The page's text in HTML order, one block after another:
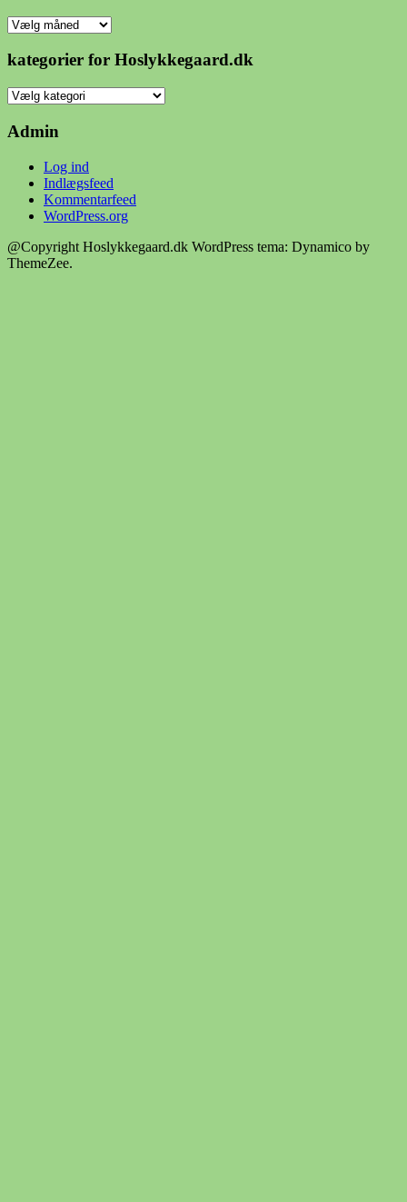
arkiv
hoslykkegaard.dk
kategorier for Hoslykkegaard.dk
kategorier
Hoslykkegaard.dk
Admin
Log ind
Indlægsfeed
Kommentarfeed
WordPress.org
@Copyright Hoslykkegaard.dk WordPress tema: Dynamico by
ThemeZee.